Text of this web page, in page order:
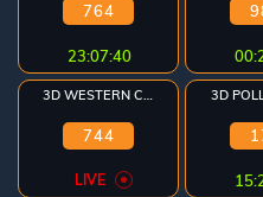
764
23:07:40
744
LIVE
3D